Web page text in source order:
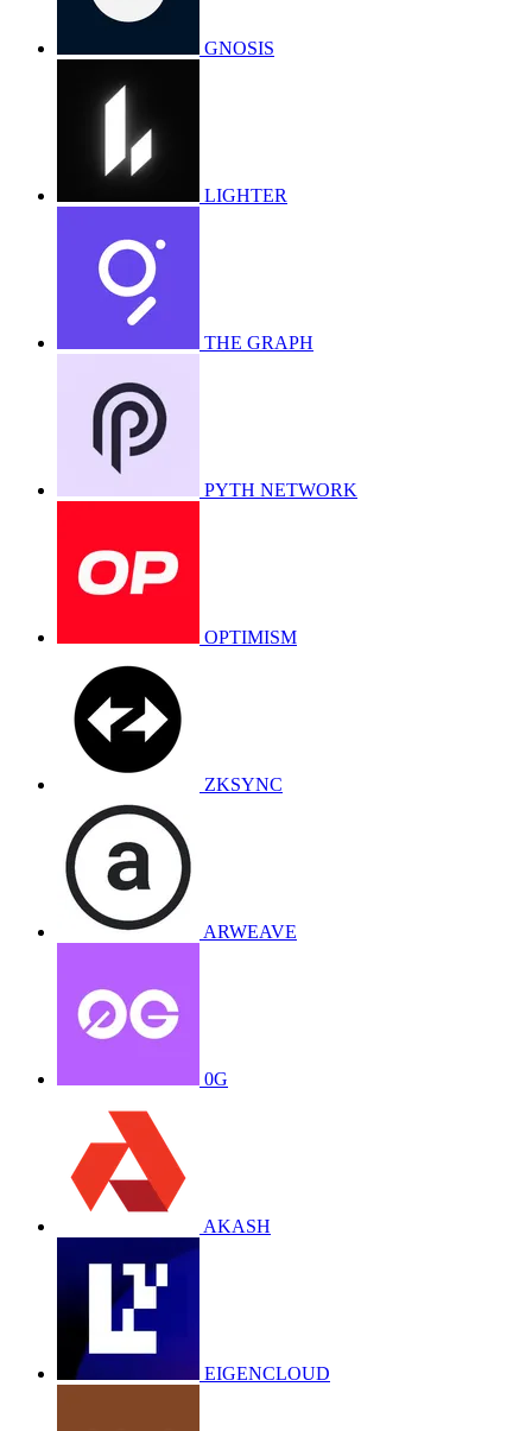
GNOSIS
LIGHTER
THE GRAPH
PYTH NETWORK
OPTIMISM
ZKSYNC
ARWEAVE
0G
AKASH
EIGENCLOUD